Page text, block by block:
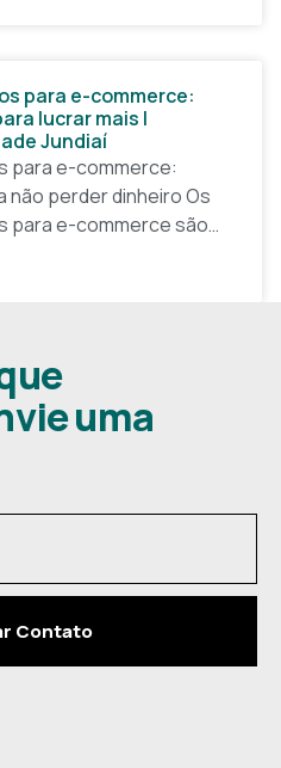
para e-commerce:
lucrar mais |
Jundiaí
para e-commerce:
não perder dinheiro Os
para e-commerce são a
inteligente em uma
uma
Contato